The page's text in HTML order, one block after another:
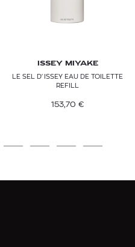
ISSEY MIYAKE
LE SEL D'ISSEY EAU DE TOILETTE
REFILL
153,70 €